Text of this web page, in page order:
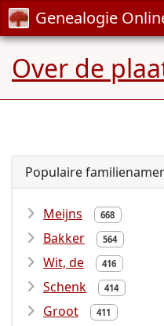
Genealogie
Over de
Populaire
Meijns 668
Bakker 564
Wit, de 416
Schenk 414
Groot 411